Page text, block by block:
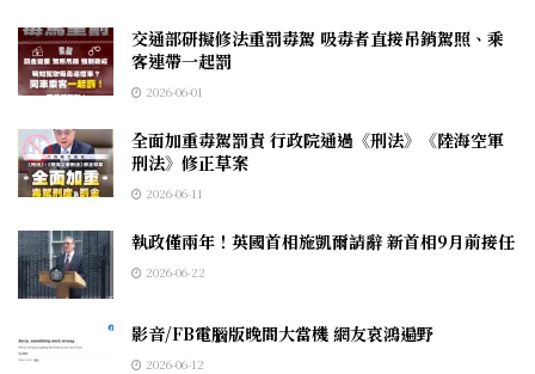
交通部研擬修法重罰毒駕 吸毒者直接吊銷駕照、乘
客連帶一起罰
2026-06-01
全面加重毒駕罰責 行政院通過《刑法》《陸海空軍
刑法》修正草案
2026-06-11
執政僅兩年！英國首相施凱爾請辭 新首相9月前接任
2026-06-22
影音/FB電腦版晚間大當機 網友哀鴻遍野
2026-06-12